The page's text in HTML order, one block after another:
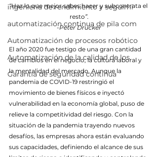
ingeniería de rendimiento y seguimi
automatización continua de pila com
Automatización de procesos robótico
Automatización de la calidad de los
Garantía de seguridad continua
“Haz lo que mejor sabes hacer y subcontrata el
resto”.
-Peter Drucker
El año 2020 fue testigo de una gran cantidad
de cambios en el negocio, la cultura laboral y
la mentalidad del mercado. Aunque la
pandemia de COVID-19 restringió el
movimiento de bienes físicos e inyectó
vulnerabilidad en la economía global, puso de
relieve la competitividad del riesgo. Con la
situación de la pandemia trayendo nuevos
desafíos, las empresas ahora están evaluando
sus capacidades, definiendo el alcance de sus